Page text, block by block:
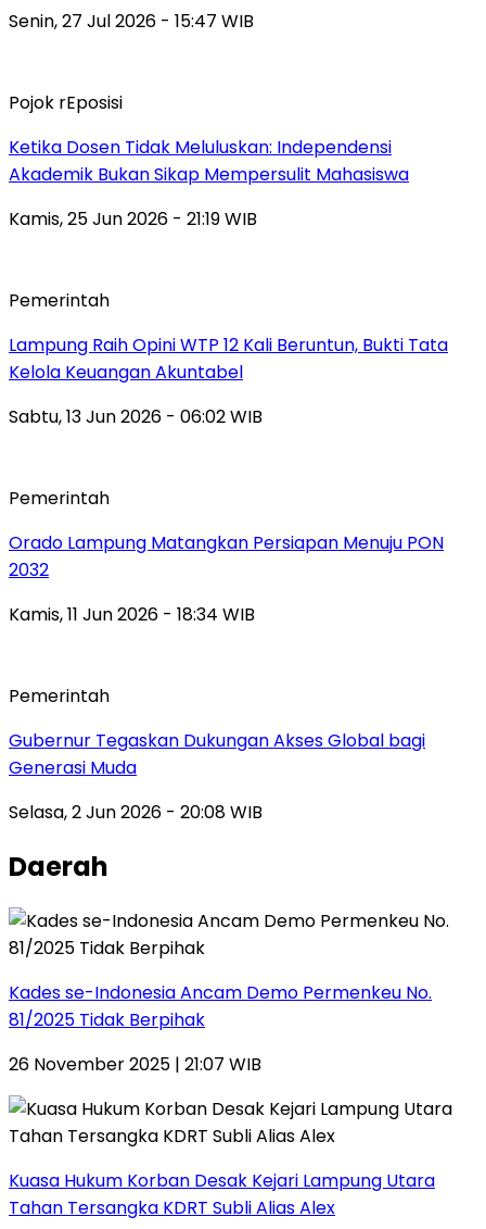
Senin, 27 Jul 2026 - 15:47 WIB
Pojok rEposisi
Ketika Dosen Tidak Meluluskan: Independensi
Akademik Bukan Sikap Mempersulit Mahasiswa
Kamis, 25 Jun 2026 - 21:19 WIB
Pemerintah
Lampung Raih Opini WTP 12 Kali Beruntun, Bukti Tata
Kelola Keuangan Akuntabel
Sabtu, 13 Jun 2026 - 06:02 WIB
Pemerintah
Orado Lampung Matangkan Persiapan Menuju PON
2032
Kamis, 11 Jun 2026 - 18:34 WIB
Pemerintah
Gubernur Tegaskan Dukungan Akses Global bagi
Generasi Muda
Selasa, 2 Jun 2026 - 20:08 WIB
Daerah
Kades se-Indonesia Ancam Demo Permenkeu No.
81/2025 Tidak Berpihak
26 November 2025 | 21:07 WIB
Kuasa Hukum Korban Desak Kejari Lampung Utara
Tahan Tersangka KDRT Subli Alias Alex